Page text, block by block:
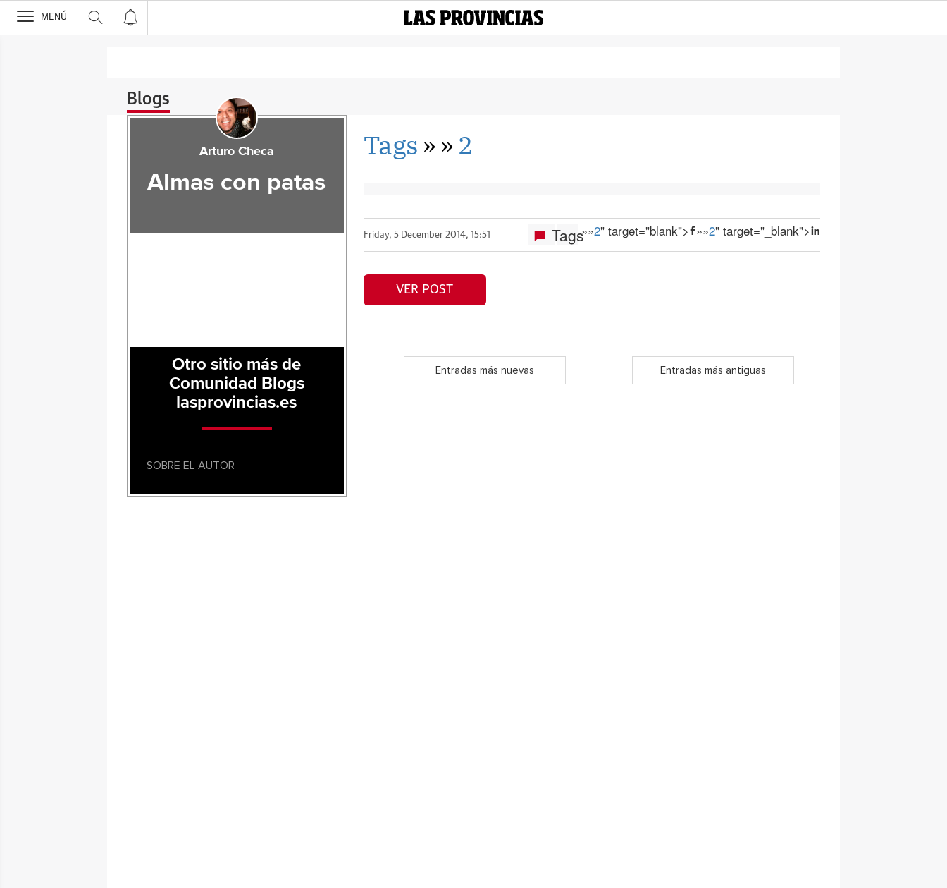
>
MENÚ
Blogs
Tags » » 2
Friday, 5 December 2014, 15:51 Tags»»2" target="blank"> »»2" target="_blank">
VER POST
Entradas más nuevas Entradas más antiguas
Arturo Checa
Almas con patas
Otro sitio más de
Comunidad Blogs
lasprovincias.es
SOBRE EL AUTOR